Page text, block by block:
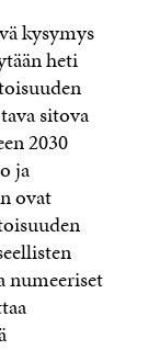
kysymys
heti
sitova
2030
ja
ovat
numeeriset